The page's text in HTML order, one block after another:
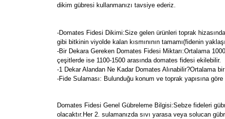
dikim gübresi kullanmanızı tavsiye ederiz.
-Domates Fidesi Dikimi:Size gelen ürünleri toprak
gibi bitkinin viyolde kalan kısmınının tamamı(fidenin
-Bir Dekara Gereken Domates Fidesi Miktarı:Ortalama
çeşitlerde ise 1100-1500 arasında domates fidesi ekilebilir.
-1 Dekar Alandan Ne Kadar Domates Alınabilir?Ortalama
-Fide Sulaması: Bulunduğu konum ve toprak yapısına
Domates Fidesi Genel Gübreleme Bilgisi:Sebze fideleri
olacaktır.Her 2. sulamanızda sıvı yarasa veya solucan